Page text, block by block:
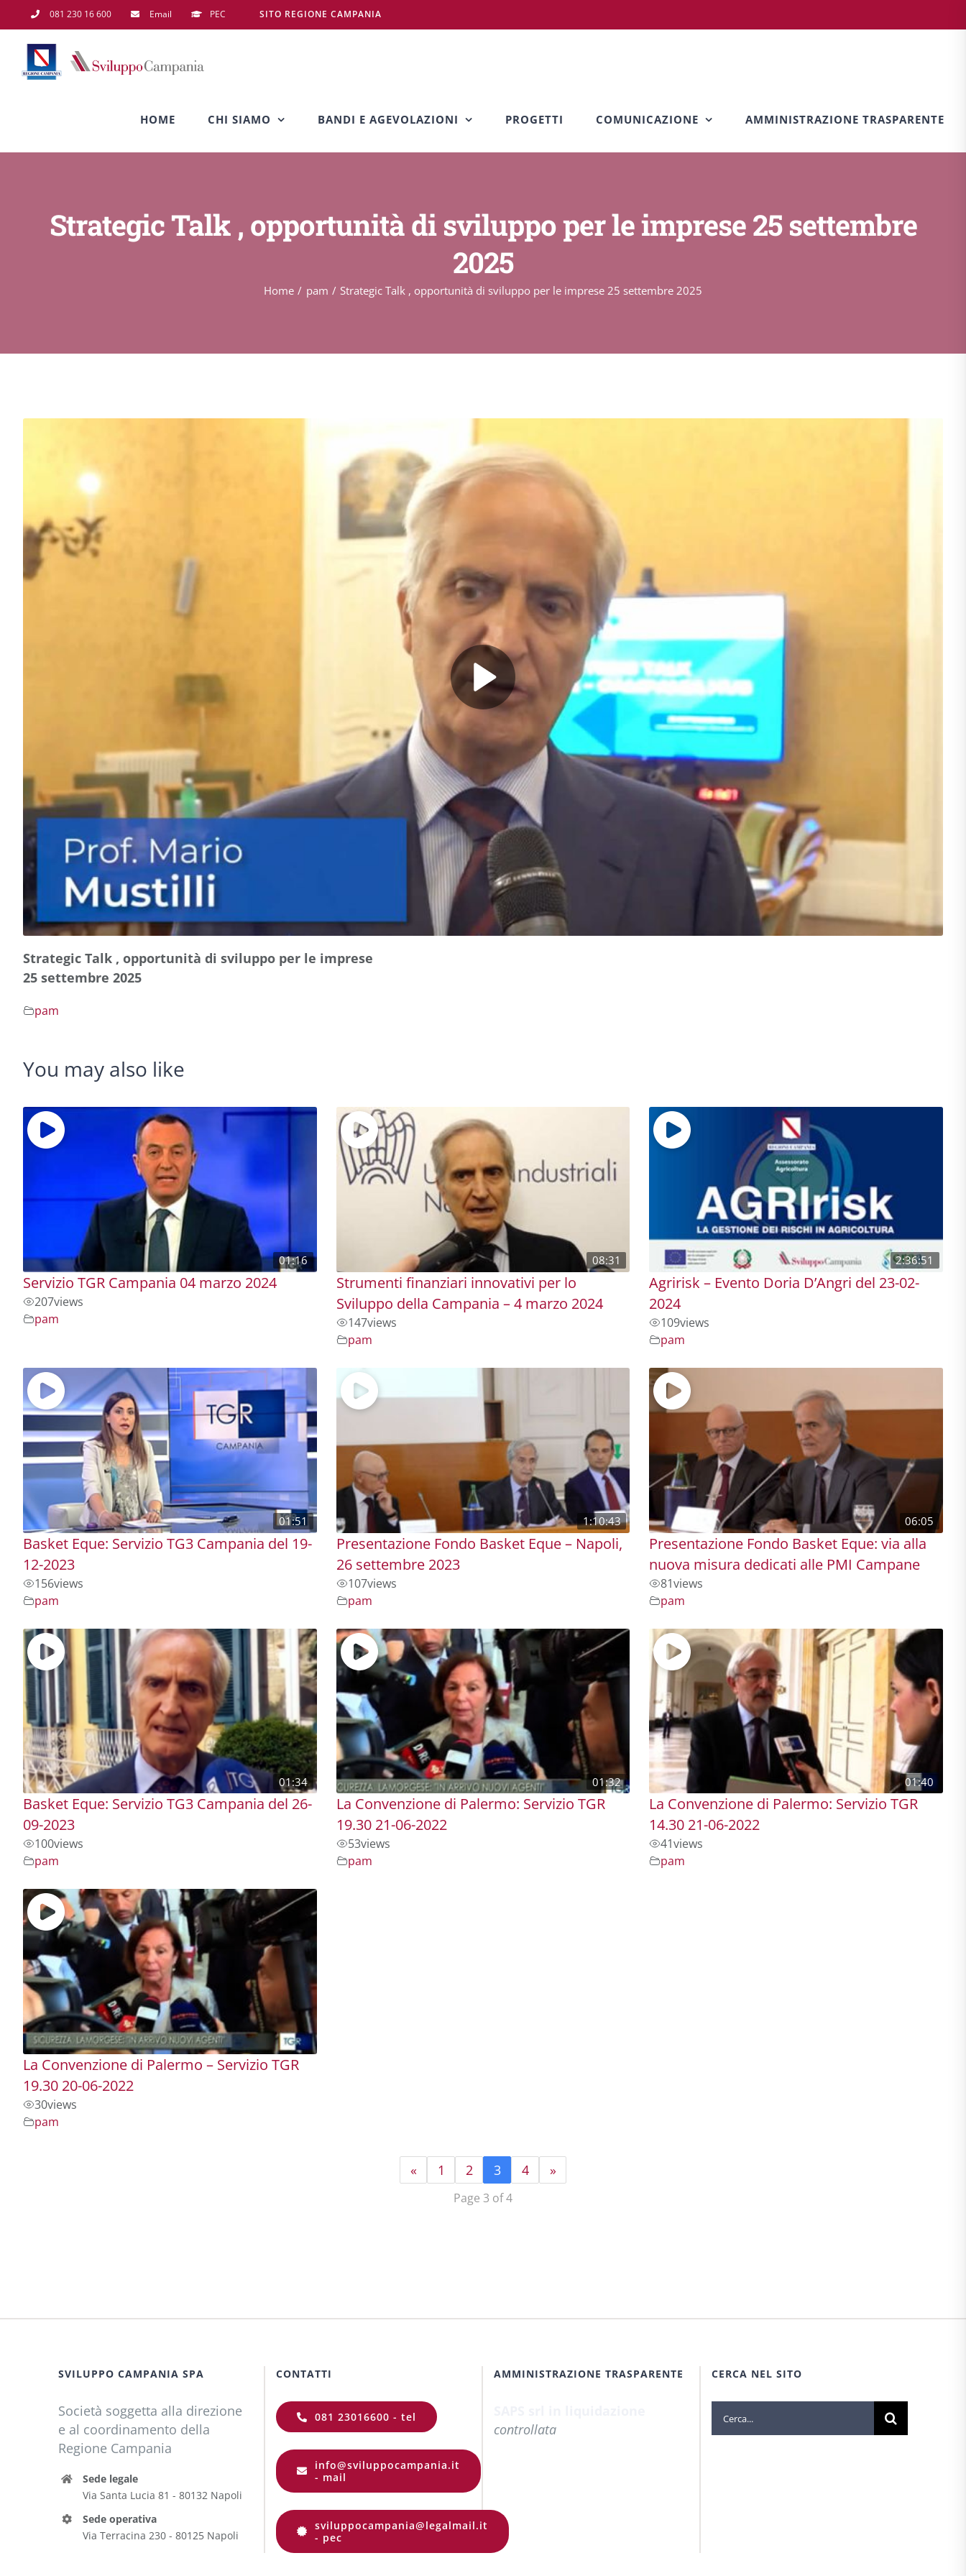
al
contenuto
081 230 16 600 Email PEC SITO REGIONE CAMPANIA
HOME CHI SIAMO BANDI E AGEVOLAZIONI PROGETTI COMUNICAZIONE AMMINISTRAZIONE TRASPARENTE
Strategic Talk , opportunità di sviluppo per le imprese 25 settembre
2025
Home pam Strategic Talk , opportunità di sviluppo per le imprese 25 settembre 2025
Strategic Talk , opportunità di sviluppo per le imprese
25 settembre 2025
pam
You may also like
01:16
Servizio TGR Campania 04 marzo 2024
207views
pam
08:31
Strumenti finanziari innovativi per lo
Sviluppo della Campania – 4 marzo 2024
147views
pam
2:36:51
Agririsk – Evento Doria D’Angri del 23-02-
2024
109views
pam
01:51
Basket Eque: Servizio TG3 Campania del 19-
12-2023
156views
pam
1:10:43
Presentazione Fondo Basket Eque – Napoli,
26 settembre 2023
107views
pam
06:05
Presentazione Fondo Basket Eque: via alla
nuova misura dedicati alle PMI Campane
81views
pam
01:34
Basket Eque: Servizio TG3 Campania del 26-
09-2023
100views
pam
01:32
La Convenzione di Palermo: Servizio TGR
19.30 21-06-2022
53views
pam
01:40
La Convenzione di Palermo: Servizio TGR
14.30 21-06-2022
41views
pam
La Convenzione di Palermo – Servizio TGR
19.30 20-06-2022
30views
pam
« 1 2 3 4 »
Page 3 of 4
SVILUPPO CAMPANIA SPA
Società soggetta alla direzione
e al coordinamento della
Regione Campania
Sede legale
Via Santa Lucia 81 - 80132 Napoli
Sede operativa
Via Terracina 230 - 80125 Napoli
CONTATTI
081 23016600 - tel
info@sviluppocampania.it
- mail
sviluppocampania@legalmail.it
- pec
AMMINISTRAZIONE TRASPARENTE
controllata
CERCA NEL SITO